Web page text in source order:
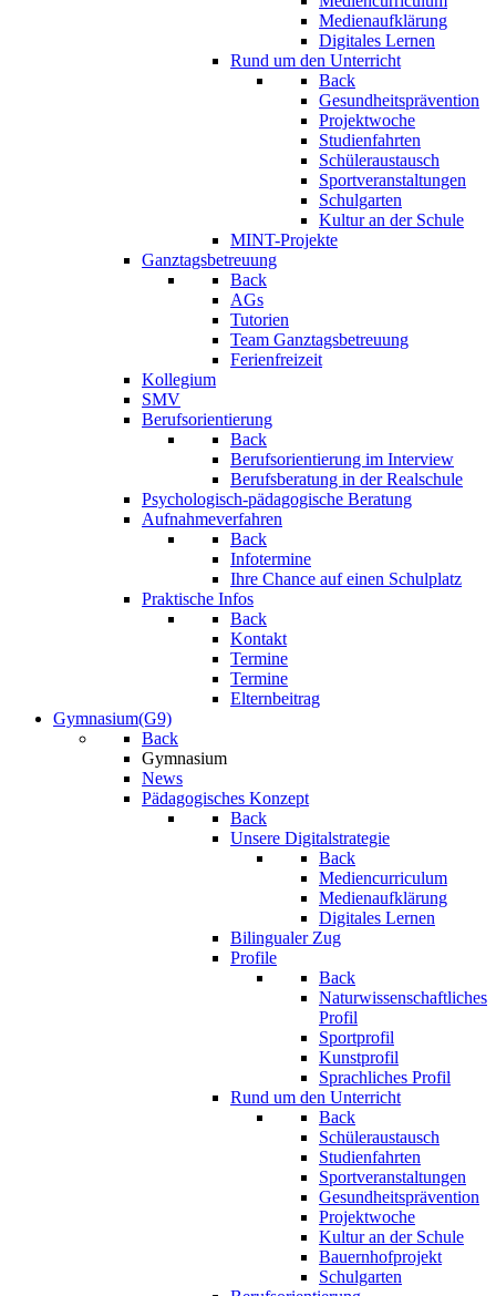
Medienaufklärung
Digitales Lernen
Rund um den Unterricht
Back
Gesundheitsprävention
Projektwoche
Studienfahrten
Schüleraustausch
Sportveranstaltungen
Schulgarten
Kultur an der Schule
MINT-Projekte
Ganztagsbetreuung
Back
AGs
Tutorien
Team Ganztagsbetreuung
Ferienfreizeit
Kollegium
SMV
Berufsorientierung
Back
Berufsorientierung im Interview
Berufsberatung in der Realschule
Psychologisch-pädagogische Beratung
Aufnahmeverfahren
Back
Infotermine
Ihre Chance auf einen Schulplatz
Praktische Infos
Back
Kontakt
Termine
Termine
Elternbeitrag
Gymnasium(G9)
Back
Gymnasium
News
Pädagogisches Konzept
Back
Unsere Digitalstrategie
Back
Mediencurriculum
Medienaufklärung
Digitales Lernen
Bilingualer Zug
Profile
Back
Naturwissenschaftliches
Profil
Sportprofil
Kunstprofil
Sprachliches Profil
Rund um den Unterricht
Back
Schüleraustausch
Studienfahrten
Sportveranstaltungen
Gesundheitsprävention
Projektwoche
Kultur an der Schule
Bauernhofprojekt
Schulgarten